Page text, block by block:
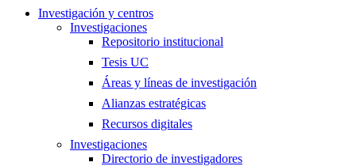
Investigación y centros
Investigaciones
Repositorio institucional
Tesis UC
Áreas y líneas de investigación
Alianzas estratégicas
Recursos digitales
Investigaciones
Directorio de investigadores